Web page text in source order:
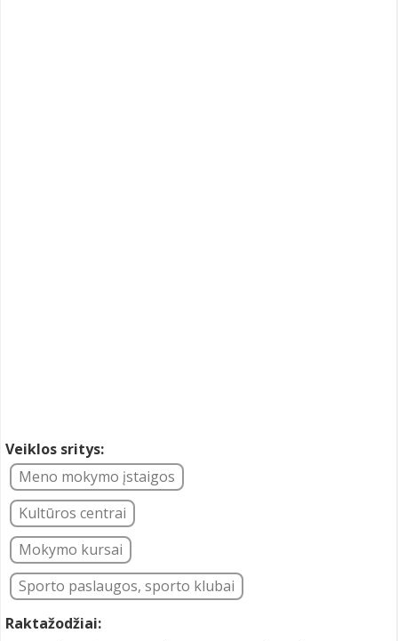
Veiklos sritys:
Meno mokymo įstaigos
Kultūros centrai
Mokymo kursai
Sporto paslaugos, sporto klubai
Raktažodžiai: